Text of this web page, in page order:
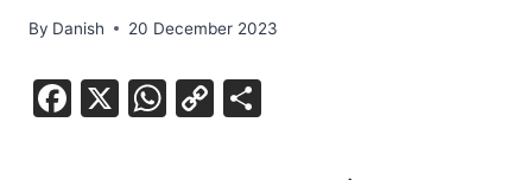
By Danish 20 December 2023
F
X
W C